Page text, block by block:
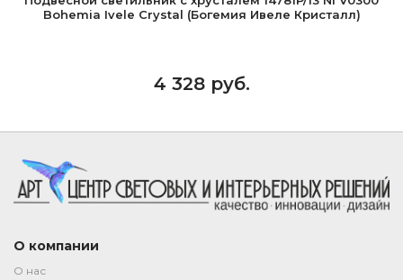
Bohemia Ivele Crystal (Богемия Ивеле Кристалл)
4 328 руб.
О компании
О нас